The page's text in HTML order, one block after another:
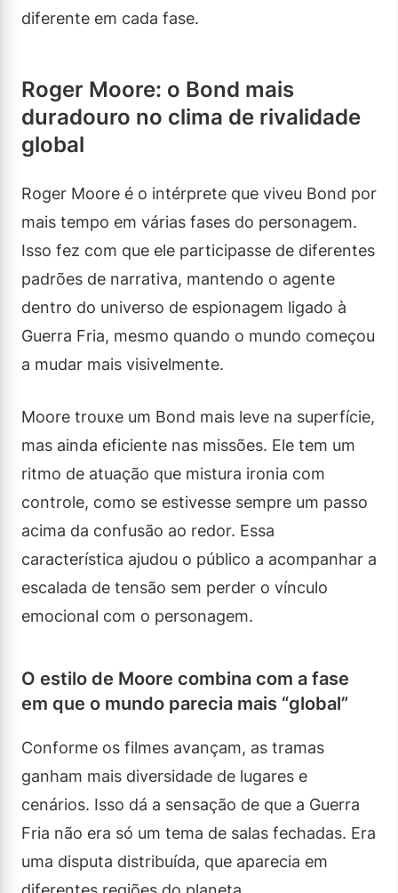
diferente em cada fase.
Roger Moore: o Bond mais
duradouro no clima de rivalidade
global
Roger Moore é o intérprete que viveu Bond por
mais tempo em várias fases do personagem.
Isso fez com que ele participasse de diferentes
padrões de narrativa, mantendo o agente
dentro do universo de espionagem ligado à
Guerra Fria, mesmo quando o mundo começou
a mudar mais visivelmente.
Moore trouxe um Bond mais leve na superfície,
mas ainda eficiente nas missões. Ele tem um
ritmo de atuação que mistura ironia com
controle, como se estivesse sempre um passo
acima da confusão ao redor. Essa
característica ajudou o público a acompanhar a
escalada de tensão sem perder o vínculo
emocional com o personagem.
O estilo de Moore combina com a fase
em que o mundo parecia mais “global”
Conforme os filmes avançam, as tramas
ganham mais diversidade de lugares e
cenários. Isso dá a sensação de que a Guerra
Fria não era só um tema de salas fechadas. Era
uma disputa distribuída, que aparecia em